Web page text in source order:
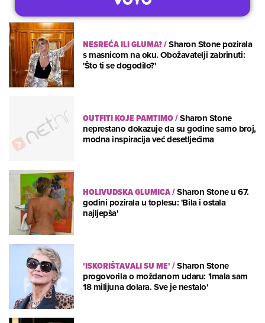
NESREĆA ILI GLUMA?/Sharon Stone pozirala
s masnicom na oku. Obožavatelji zabrinuti:
'Što ti se dogodilo?'
OUTFITI KOJE PAMTIMO/Sharon Stone
neprestano dokazuje da su godine samo broj,
modna inspiracija već desetljećima
HOLIVUDSKA GLUMICA/Sharon Stone u 67.
godini pozirala u toplesu: 'Bila i ostala
najljepša'
'ISKORIŠTAVALI SU ME'/Sharon Stone
progovorila o moždanom udaru: 'Imala sam
18 milijuna dolara. Sve je nestalo'